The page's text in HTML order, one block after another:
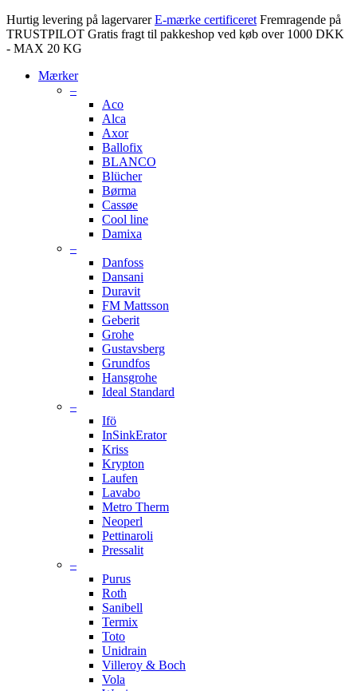
Hurtig levering på lagervarer E-mærke certificeret Fremragende på
TRUSTPILOT Gratis fragt til pakkeshop ved køb over 1000 DKK
- MAX 20 KG
Mærker
–
Aco
Alca
Axor
Ballofix
BLANCO
Blücher
Børma
Cassøe
Cool line
Damixa
–
Danfoss
Dansani
Duravit
FM Mattsson
Geberit
Grohe
Gustavsberg
Grundfos
Hansgrohe
Ideal Standard
–
Ifö
InSinkErator
Kriss
Krypton
Laufen
Lavabo
Metro Therm
Neoperl
Pettinaroli
Pressalit
–
Purus
Roth
Sanibell
Termix
Toto
Unidrain
Villeroy & Boch
Vola